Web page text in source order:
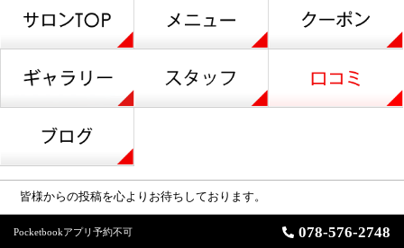
皆様からの投稿を心よりお待ちしております。
Pocketbookアプリ予約不可 078-576-2748